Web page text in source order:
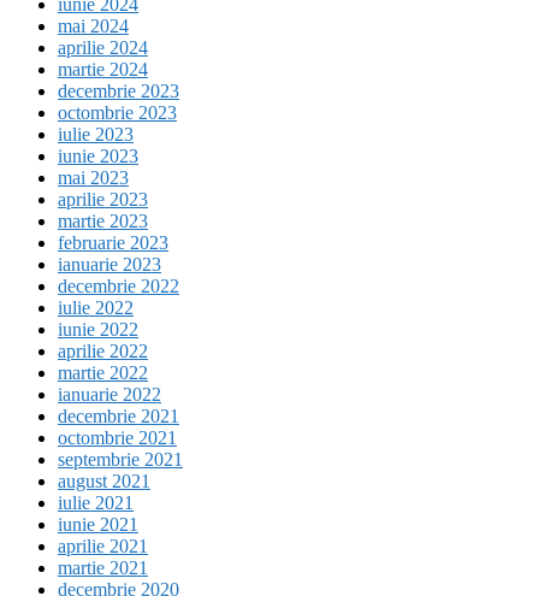
mai 2024
aprilie 2024
martie 2024
decembrie 2023
octombrie 2023
iulie 2023
iunie 2023
mai 2023
aprilie 2023
martie 2023
februarie 2023
ianuarie 2023
decembrie 2022
iulie 2022
iunie 2022
aprilie 2022
martie 2022
ianuarie 2022
decembrie 2021
octombrie 2021
septembrie 2021
august 2021
iulie 2021
iunie 2021
aprilie 2021
martie 2021
decembrie 2020